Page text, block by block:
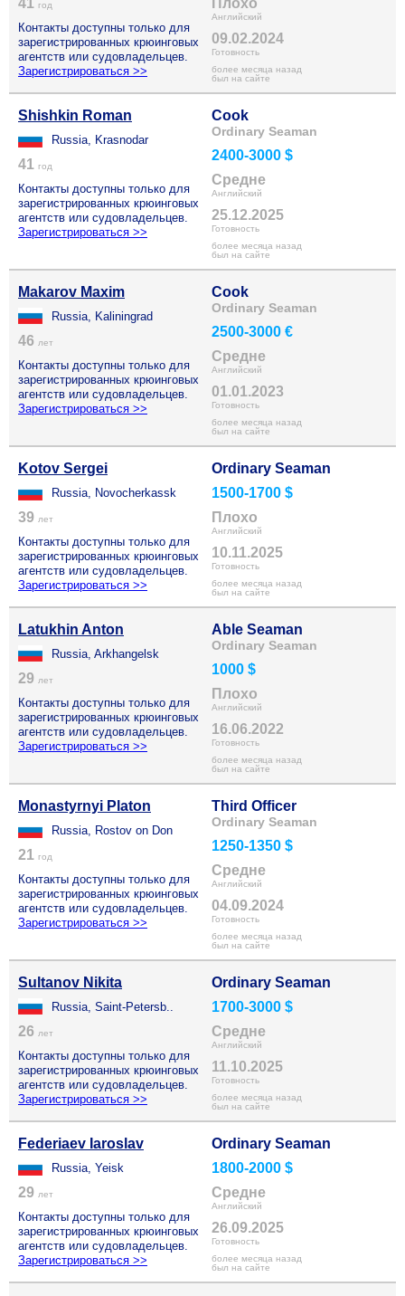
41 год
Контакты доступны только для
зарегистрированных крюинговых
агентств или судовладельцев.
Зарегистрироваться >>
Плохо
Английский
09.02.2024
Готовность
более месяца назад
был на сайте
Shishkin Roman
Russia, Krasnodar
41 год
Контакты доступны только для
зарегистрированных крюинговых
агентств или судовладельцев.
Зарегистрироваться >>
Cook
Ordinary Seaman
2400-3000 $
Средне
Английский
25.12.2025
Готовность
более месяца назад
был на сайте
Makarov Maxim
Russia, Kaliningrad
46 лет
Контакты доступны только для
зарегистрированных крюинговых
агентств или судовладельцев.
Зарегистрироваться >>
Cook
Ordinary Seaman
2500-3000 €
Средне
Английский
01.01.2023
Готовность
более месяца назад
был на сайте
Kotov Sergei
Russia, Novocherkassk
39 лет
Контакты доступны только для
зарегистрированных крюинговых
агентств или судовладельцев.
Зарегистрироваться >>
Ordinary Seaman
1500-1700 $
Плохо
Английский
10.11.2025
Готовность
более месяца назад
был на сайте
Latukhin Anton
Russia, Arkhangelsk
29 лет
Контакты доступны только для
зарегистрированных крюинговых
агентств или судовладельцев.
Зарегистрироваться >>
Able Seaman
Ordinary Seaman
1000 $
Плохо
Английский
16.06.2022
Готовность
более месяца назад
был на сайте
Monastyrnyi Platon
Russia, Rostov on Don
21 год
Контакты доступны только для
зарегистрированных крюинговых
агентств или судовладельцев.
Зарегистрироваться >>
Third Officer
Ordinary Seaman
1250-1350 $
Средне
Английский
04.09.2024
Готовность
более месяца назад
был на сайте
Sultanov Nikita
Russia, Saint-Petersb..
26 лет
Контакты доступны только для
зарегистрированных крюинговых
агентств или судовладельцев.
Зарегистрироваться >>
Ordinary Seaman
1700-3000 $
Средне
Английский
11.10.2025
Готовность
более месяца назад
был на сайте
Federiaev Iaroslav
Russia, Yeisk
29 лет
Контакты доступны только для
зарегистрированных крюинговых
агентств или судовладельцев.
Зарегистрироваться >>
Ordinary Seaman
1800-2000 $
Средне
Английский
26.09.2025
Готовность
более месяца назад
был на сайте